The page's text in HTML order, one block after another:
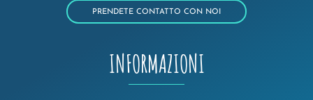
PRENDETE CONTATTO CON NOI
INFORMAZIONI